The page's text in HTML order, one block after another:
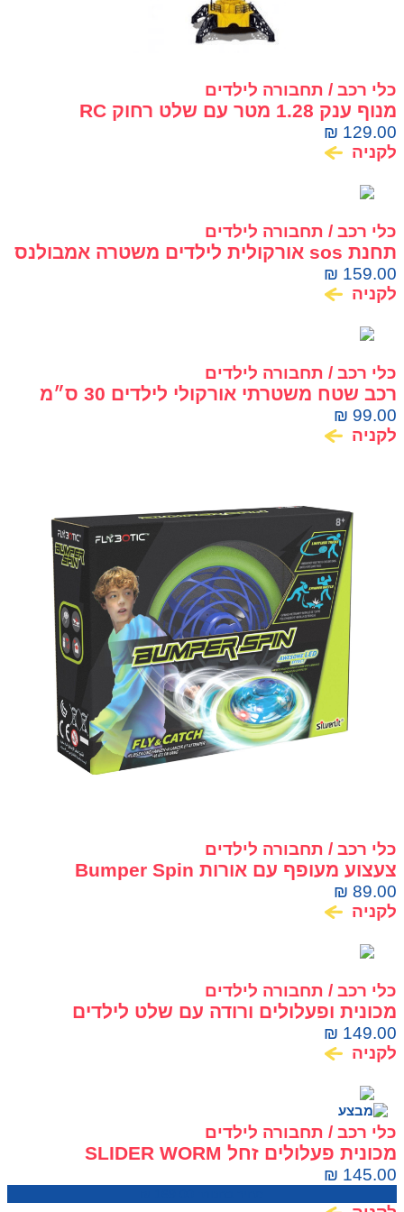
כלי רכב / תחבורה לילדים
מנוף ענק 1.28 מטר עם שלט רחוק RC
Machina Crane
₪ 129.00
לקניה
כלי רכב / תחבורה לילדים
תחנת sos אורקולית לילדים משטרה אמבולנס
כיבוי אש רמקול
₪ 159.00
לקניה
כלי רכב / תחבורה לילדים
רכב שטח משטרתי אורקולי לילדים 30 ס״מ
יורה דיסקיות
₪ 99.00
לקניה
כלי רכב / תחבורה לילדים
צעצוע מעופף עם אורות Bumper Spin
Flybotic
₪ 89.00
לקניה
כלי רכב / תחבורה לילדים
מכונית ופעלולים ורודה עם שלט לילדים
SILVERLIT TOOKO
₪ 149.00
לקניה
כלי רכב / תחבורה לילדים
מכונית פעלולים זחל SLIDER WORM
₪ 145.00